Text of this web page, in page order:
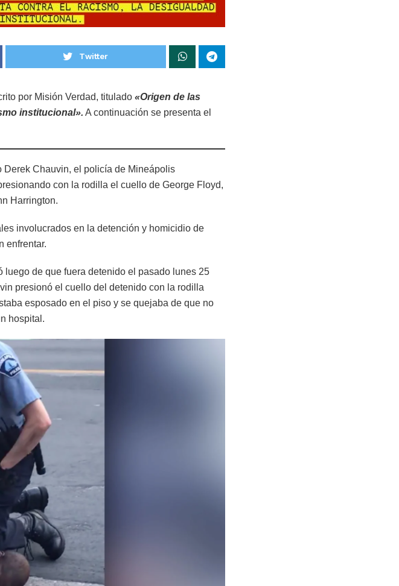
Twitter
por Misión Verdad, titulado «Origen de las
institucional». A continuación se presenta el
Derek Chauvin, el policía de Mineápolis
con la rodilla el cuello de George Floyd,
Harrington.
involucrados en la detención y homicidio de
enfrentar.
de que fuera detenido el pasado lunes 25
presionó el cuello del detenido con la rodilla
esposado en el piso y se quejaba de que no
hospital.